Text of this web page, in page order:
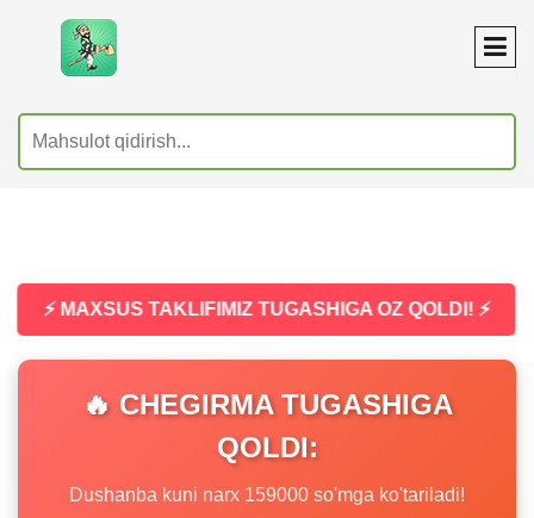
⚡ MAXSUS TAKLIFIMIZ TUGASHIGA OZ QOLDI! ⚡
🔥 CHEGIRMA TUGASHIGA
QOLDI:
Dushanba kuni narx 159000 so'mga ko'tariladi!